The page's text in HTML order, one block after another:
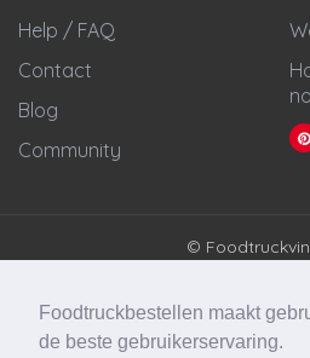
Foodtruckbestellen maakt
de beste gebruikerservaring.
Help / FAQ
Contact
Blog
Community
©
Cookie